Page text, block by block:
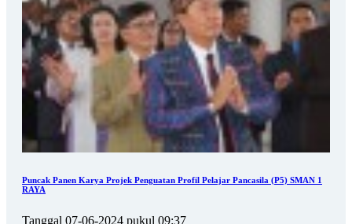
Puncak Panen Karya Projek Penguatan Profil Pelajar Pancasila (P5) SMAN 1
RAYA
Tanggal 07-06-2024 pukul 09:37